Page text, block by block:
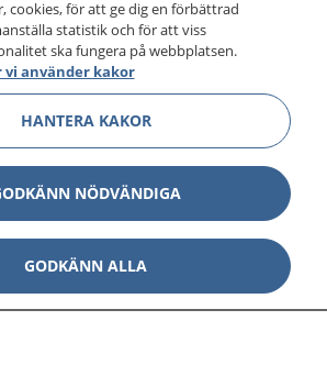
du vill må bättre.
Visa
Visa
Visa
cookies, för att ge dig en förbättrad
statistik och för att viss
ska fungera på webbplatsen.
vi använder kakor
HANTERA KAKOR
NÖDVÄNDIGA
GODKÄNN ALLA